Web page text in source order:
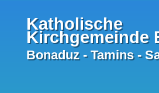
Katholische
Kirchgemeinde
Bonaduz - Tamins -